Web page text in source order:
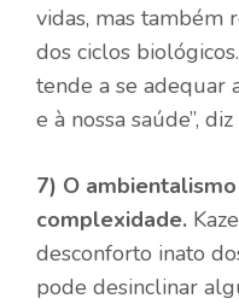
vidas, mas também
dos ciclos
tende a se adequar
e à nossa saúde”, diz
7) O
complexidade.
desconforto inato
pode desinclinar